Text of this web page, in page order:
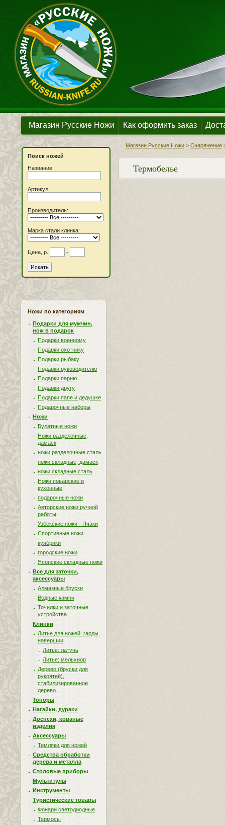
Магазин Русские Ножи Как оформить заказ
Поиск ножей
Название:
Артикул:
Производитель:
Марка стали клинка:
Цена, р.: -
Ножи по категориям
Подарки для мужчин,
нож в подарок
Подарки военному
Подарки охотнику
Подарки рыбаку
Подарки руководителю
Подарки парню
Подарки другу
Подарки папе и дедушке
Подарочные наборы
Ножи
Булатные ножи
Ножи разделочные,
дамаск
ножи разделочные сталь
ножи складные, дамаск
ножи складные сталь
Ножи поварские и
кухонные
подарочные ножи
Авторские ножи ручной
работы
Узбекские ножи - Пчаки
Спортивные ножи
куябрики
городские ножи
Японские складные ножи
Все для заточки,
аксессуары
Алмазные бруски
Водные камни
Точилки и заточные
устройства
Клинки
Литье для ножей: гарды,
навершии
Литье: латунь
Литье: мельхиор
Дерево (бруски для
рукоятей),
стабилизированное
дерево
Топоры
Нагайки, дураки
Доспехи, кованые
изделия
Аксессуары
Темляки для ножей
Средства обработки
дерева и металла
Столовые приборы
Мультитулы
Инструменты
Туристические товары
Фонари светодиодные
Термосы
Магазин Русские Ножи > Снаряжение
Термобелье